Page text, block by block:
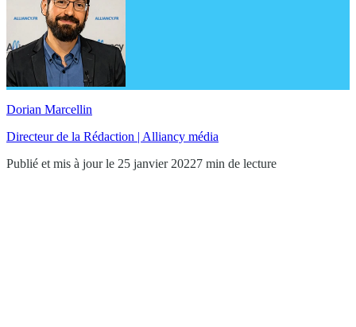
Dorian Marcellin
Directeur de la Rédaction | Alliancy média
Publié et mis à jour le 25 janvier 20227 min de lecture